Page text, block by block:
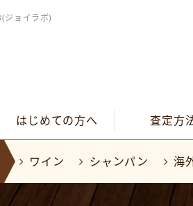
ジョイラボ)
はじめての方へ 査定方
ワイン シャンパン 海